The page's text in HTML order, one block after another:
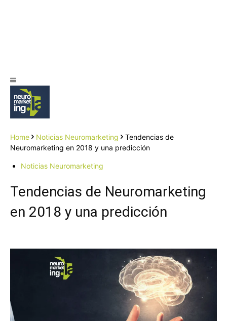
Home Noticias Neuromarketing
Tendencias de
Neuromarketing en 2018 y una predicción
Noticias Neuromarketing
Tendencias de Neuromarketing
en 2018 y una predicción